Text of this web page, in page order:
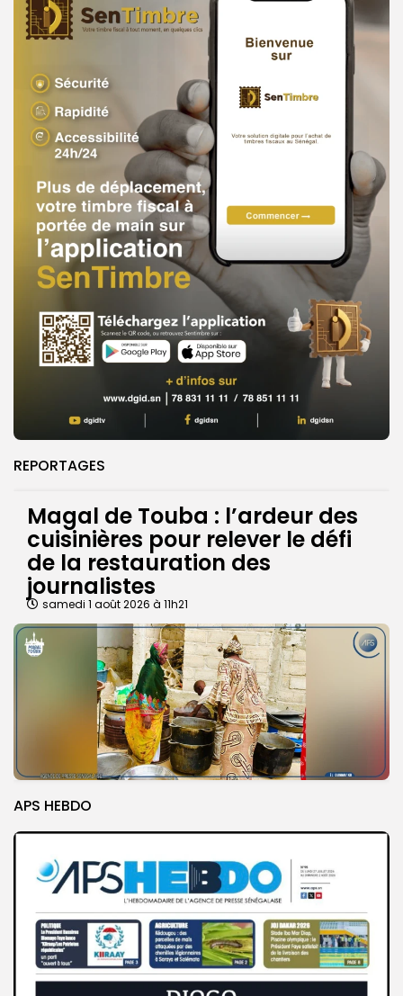
REPORTAGES
Magal de Touba : l’ardeur des
cuisinières pour relever le défi
de la restauration des
journalistes
samedi 1 août 2026 à 11h21
APS HEBDO